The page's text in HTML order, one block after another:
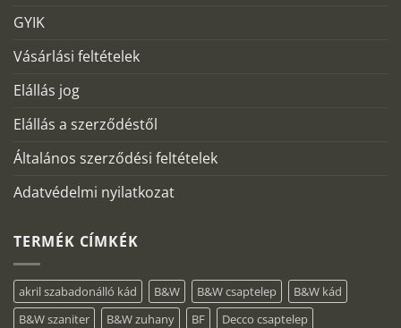
GYIK
Vásárlási feltételek
Elállás jog
Elállás a szerződéstől
Általános szerződési feltételek
Adatvédelmi nyilatkozat
TERMÉK CÍMKÉK
akril szabadonálló kád B&W B&W csaptelep
B&W kád
B&W szaniter
B&W zuhany BF
Decco csaptelep